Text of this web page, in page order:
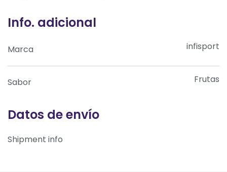
Info. adicional
Marca infisport
Sabor Frutas
Datos de envío
Shipment info